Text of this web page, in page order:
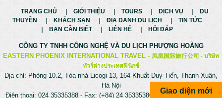
TRANG CHỦ GIỚI THIỆU TOURS DỊCH VỤ
DU
THUYỀN
KHÁCH SẠN ĐỊA DANH DU LỊCH
TIN TỨC
BẠN CẦN BIẾT
LIÊN HỆ HỎI ĐÁP
CÔNG TY TNHH CÔNG NGHỆ VÀ DU LỊCH PHƯỢNG HOÀNG
EASTERN PHOENIX INTERNATIONAL TRAVEL - 凤凰国际旅行公司 - บริษัท
ทัวร์ต่างประเทศฟีนิกซ์
Địa chỉ: Phòng 10.2, Tòa nhà Licogi 13, 164 Khuất Duy Tiến, Thanh Xuân,
Hà Nội
Điện thoại: 024 35335388 - Fax: (+84) 24 35335386 - Hotline: 0975699988
Giao diện mới